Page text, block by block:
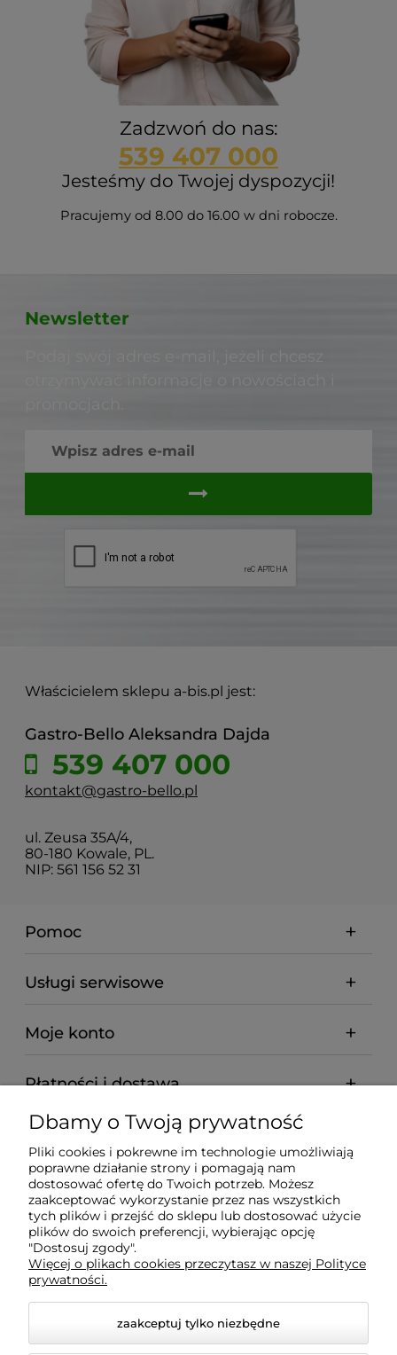
Zadzwoń do nas:
539 407 000
Jesteśmy do Twojej dyspozycji!
Pracujemy od 8.00 do 16.00 w dni robocze.
Newsletter
Właścicielem sklepu a-bis.pl jest:
Gastro-Bello Aleksandra Dajda
539 407 000
kontakt@gastro-bello.pl
ul. Zeusa 35A/4,
80-180 Kowale, PL.
NIP: 561 156 52 31
Pomoc
Usługi serwisowe
Moje konto
Płatności i dostawa
Informacje
O nas
Wyposażenie Gastronomii - Projekty Technologiczne -
Sklep Gastronomiczny - Serwis Sprzętu
Gastronomicznego | Gdańsk - Trójmiasto - Pomorskie
Dbamy o Twoją prywatność
Pliki cookies i pokrewne im technologie umożliwiają
poprawne działanie strony i pomagają nam
dostosować ofertę do Twoich potrzeb. Możesz
zaakceptować wykorzystanie przez nas wszystkich
tych plików i przejść do sklepu lub dostosować użycie
plików do swoich preferencji, wybierając opcję
"Dostosuj zgody".
Więcej o plikach cookies przeczytasz w naszej Polityce
prywatności.
zaakceptuj tylko niezbędne